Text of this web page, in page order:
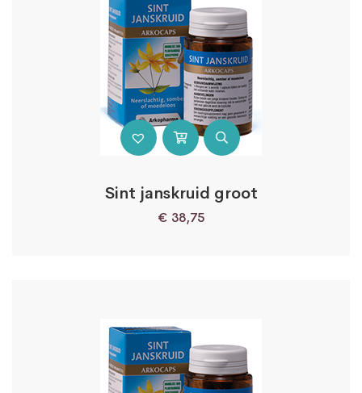
Sint janskruid groot
€ 38,75